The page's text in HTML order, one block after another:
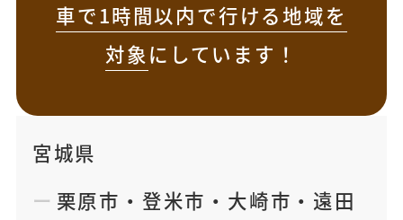
車で1時間以内で行ける地域を
対象にしています！
宮城県
栗原市 ・ 登米市 ・ 大崎市 ・ 遠田